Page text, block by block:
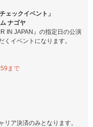
ェックイベント」
ナゴヤ
IN JAPAN』の指定日の公演
イベントになります。
まで
ア決済のみとなります。